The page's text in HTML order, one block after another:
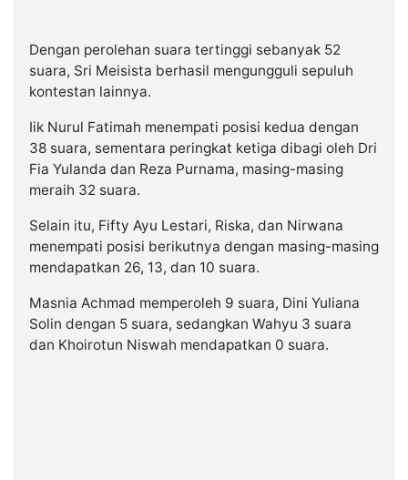
Dengan perolehan suara tertinggi sebanyak 52
suara, Sri Meisista berhasil mengungguli sepuluh
kontestan lainnya.
Iik Nurul Fatimah menempati posisi kedua dengan
38 suara, sementara peringkat ketiga dibagi oleh Dri
Fia Yulanda dan Reza Purnama, masing-masing
meraih 32 suara.
Selain itu, Fifty Ayu Lestari, Riska, dan Nirwana
menempati posisi berikutnya dengan masing-masing
mendapatkan 26, 13, dan 10 suara.
Masnia Achmad memperoleh 9 suara, Dini Yuliana
Solin dengan 5 suara, sedangkan Wahyu 3 suara
dan Khoirotun Niswah mendapatkan 0 suara.